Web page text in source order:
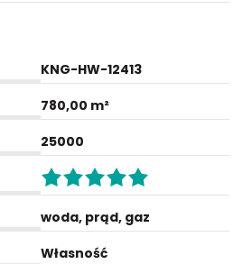
KNG-HW-12413
780,00 m²
25000
woda, prąd, gaz
Własność